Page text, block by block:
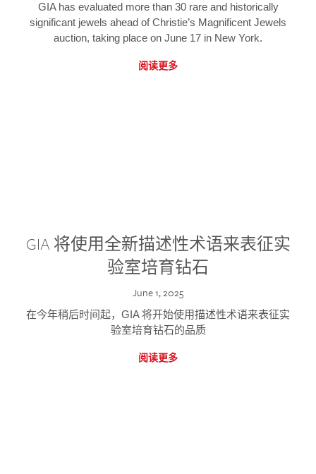
GIA has evaluated more than 30 rare and historically
significant jewels ahead of Christie’s Magnificent Jewels
auction, taking place on June 17 in New York.
阅读更多
GIA 将使用全新描述性术语来表征实
验室培育钻石
June 1, 2025
在今年稍后时间起，GIA 将开始使用描述性术语来表征实
验室培育钻石的品质
阅读更多